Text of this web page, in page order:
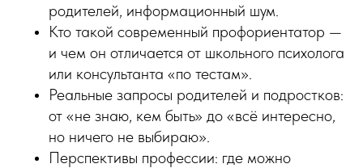
родителей, информационный шум.
Кто такой современный профориентатор —
и чем он отличается от школьного психолога
или консультанта «по тестам».
Реальные запросы родителей и подростков:
от «не знаю, кем быть» до «всё интересно,
но ничего не выбираю».
Перспективы профессии: где можно